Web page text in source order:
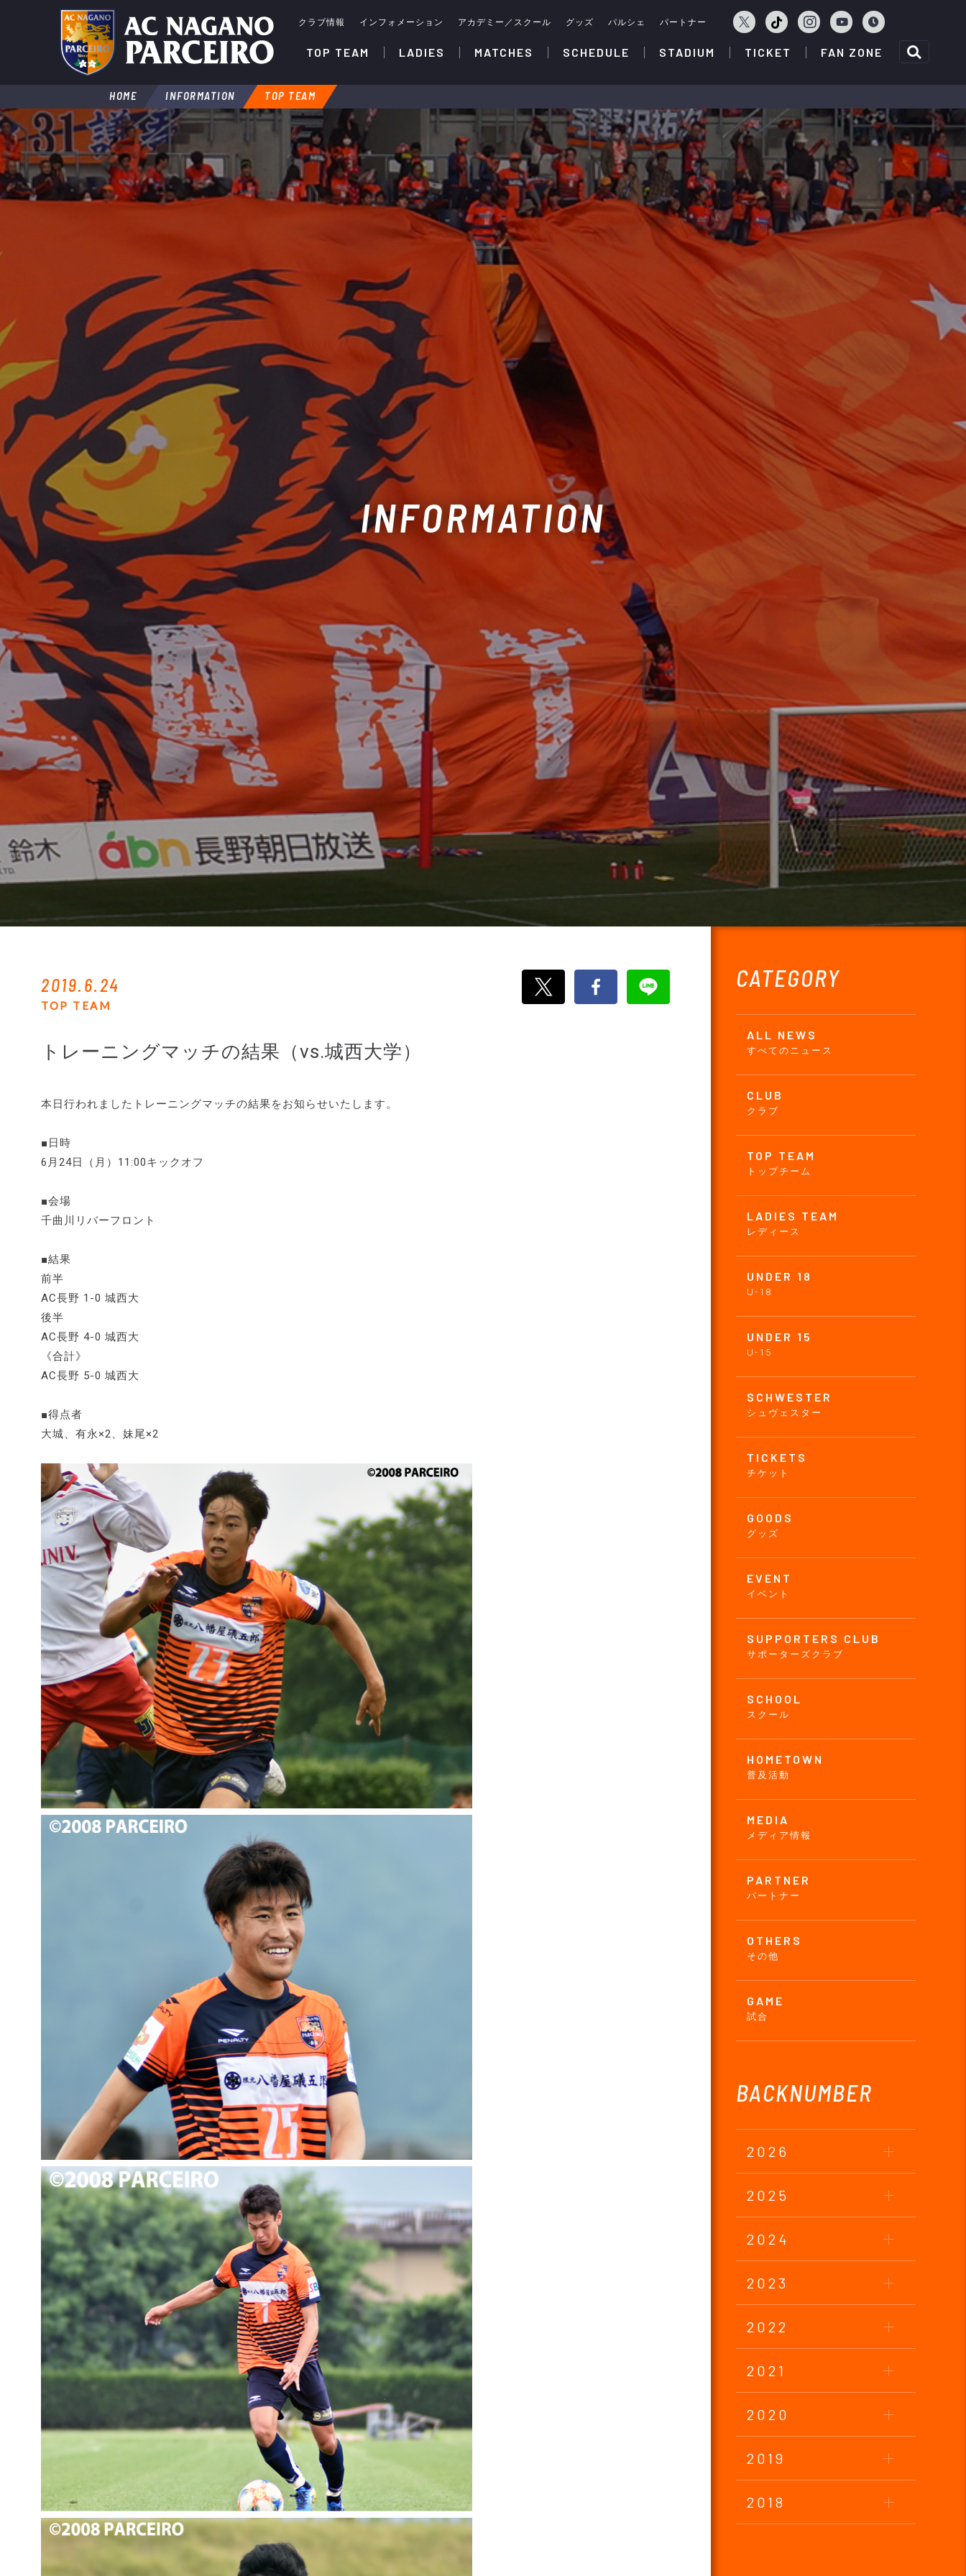
クラブ情報 インフォメーション アカデミー／スクール グッズ パルシェ パートナー
TOP TEAM LADIES MATCHES SCHEDULE STADIUM TICKET FAN ZONE
HOME INFORMATION TOP TEAM
INFORMATION
CATEGORY
ALL NEWS
すべてのニュース
CLUB
クラブ
TOP TEAM
トップチーム
LADIES TEAM
レディース
UNDER 18
U-18
UNDER 15
U-15
SCHWESTER
シュヴェスター
TICKETS
チケット
GOODS
グッズ
EVENT
イベント
SUPPORTERS CLUB
サポーターズクラブ
SCHOOL
スクール
HOMETOWN
普及活動
MEDIA
メディア情報
PARTNER
パートナー
OTHERS
その他
GAME
試合
BACKNUMBER
2026
2025
2024
2023
2022
2021
2020
2019
2018
2019.6.24
TOP TEAM
トレーニングマッチの結果（vs.城西大学）
本日行われましたトレーニングマッチの結果をお知らせいたします。
■日時
6月24日（月）11:00キックオフ
■会場
千曲川リバーフロント
■結果
前半
AC長野 1-0 城西大
後半
AC長野 4-0 城西大
《合計》
AC長野 5-0 城西大
■得点者
大城、有永×2、妹尾×2